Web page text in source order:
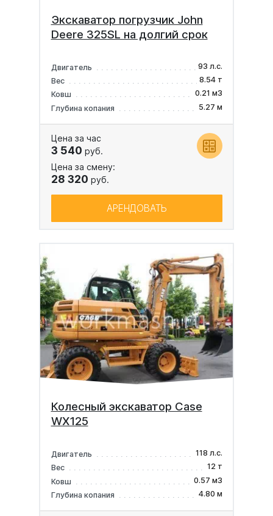
Экскаватор погрузчик John
Deere 325SL на долгий срок
Двигатель
93 л.с.
Вес
8.54 т
Ковш
0.21 м3
Глубина копания
5.27 м
Цена за час
3 540 руб.
Цена за смену:
28 320 руб.
АРЕНДОВАТЬ
Колесный экскаватор Case
WX125
Двигатель
118 л.с.
Вес
12 т
Ковш
0.57 м3
Глубина копания
4.80 м